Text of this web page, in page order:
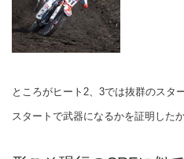
ところがヒート2、3では抜群のスタ
スタートで武器になるかを証明した